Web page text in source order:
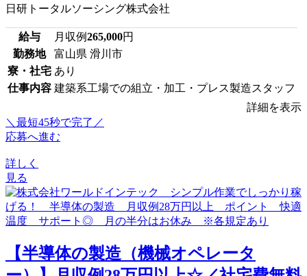
日研トータルソーシング株式会社
給与 月収例265,000円
勤務地
富山県 滑川市
寮・社宅 あり
仕事内容 建築系工場での組立・加工・プレス製造スタッフ
詳細を表示
＼最短45秒で完了／
応募へ進む
詳しく
見る
【半導体の製造（機械オペレータ